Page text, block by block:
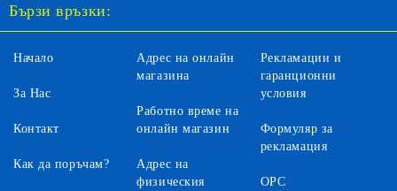
Бързи връзки:
Начало
За Нас
Контакт
Как да поръчам?
Адрес на онлайн
магазина
Работно време на
онлайн магазин
Адрес на
физическия
Рекламации и
гаранционни
условия
Формуляр за
рекламация
ОРС